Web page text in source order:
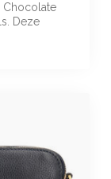
Chocolate
Deze